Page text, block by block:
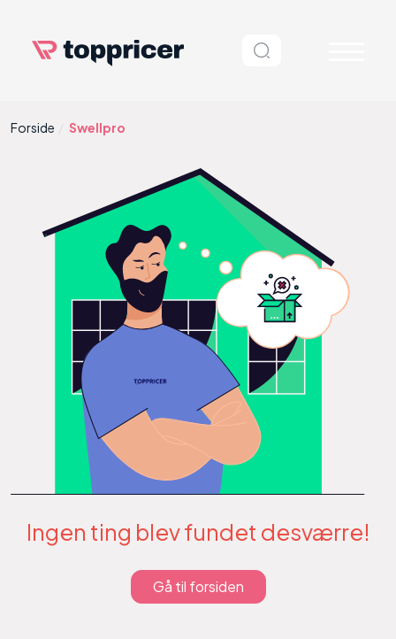
Forside Swellpro
Ingen ting blev fundet desværre!
Gå til forsiden